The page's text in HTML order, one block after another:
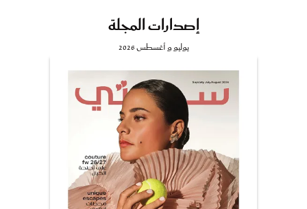
إصدارات المجلة
يوليو و أغسطس 2026